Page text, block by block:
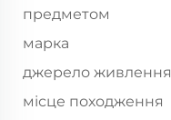
предметом
марка
джерело живлення
місце походження